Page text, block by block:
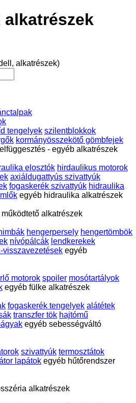
alkatrészek
alkatrészek)
tengelyek szilentblokkok
kormányösszekötő gömbfejek
- egyéb alkatrészek
elosztók hirdaulikus motorok
axiáldugattyús szivattyúk
fogaskerék szivattyúk hidraulika
egyéb hidraulika alkatrészek
alkatrészek
hengerpersely hengertömbök
nívópálcák lendkerekek
visszavezetések egyéb
motorok spoiler mosótartályok
egyéb fülke alkatrészek
fogaskerék tengelyek alátétek
transzfer tök hajtómű
egyéb sebességváltó
szivattyúk termosztátok
lapátok egyéb hűtőrendszer
alkatrészek